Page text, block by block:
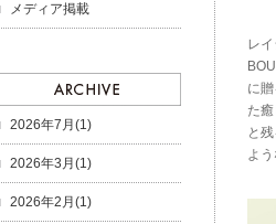
メディア掲載
2026年7月(1)
2026年3月(1)
2026年2月(1)
レ
に
た
と
よ